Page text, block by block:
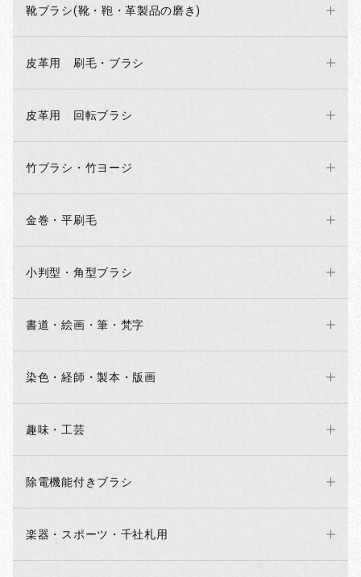
靴ブラシ(靴・鞄・革製品の磨き)
皮革用 刷毛・ブラシ
皮革用 回転ブラシ
竹ブラシ・竹ヨージ
金巻・平刷毛
小判型・角型ブラシ
書道・絵画・筆・梵字
染色・経師・製本・版画
趣味・工芸
除電機能付きブラシ
楽器・スポーツ・千社札用